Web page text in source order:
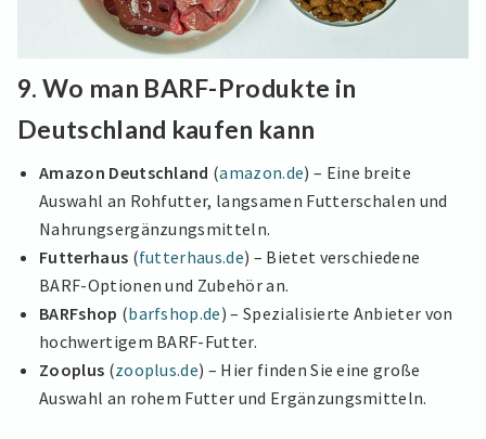
9. Wo man BARF-Produkte in
Deutschland kaufen kann
Amazon Deutschland (amazon.de) – Eine breite
Auswahl an Rohfutter, langsamen Futterschalen und
Nahrungsergänzungsmitteln.
Futterhaus (futterhaus.de) – Bietet verschiedene
BARF-Optionen und Zubehör an.
BARFshop (barfshop.de) – Spezialisierte Anbieter von
hochwertigem BARF-Futter.
Zooplus (zooplus.de) – Hier finden Sie eine große
Auswahl an rohem Futter und Ergänzungsmitteln.